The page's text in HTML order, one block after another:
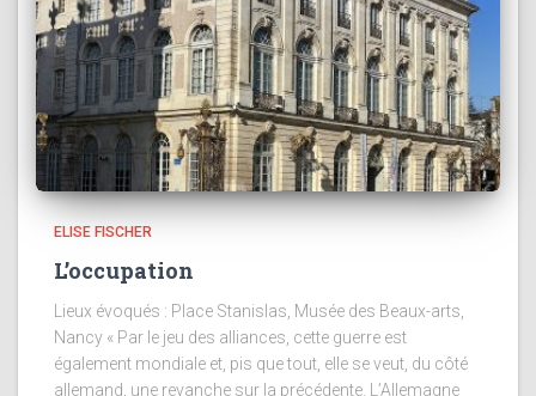
ELISE FISCHER
L’occupation
Lieux évoqués : Place Stanislas, Musée des Beaux-arts,
Nancy « Par le jeu des alliances, cette guerre est
également mondiale et, pis que tout, elle se veut, du côté
allemand, une revanche sur la précédente. L’Allemagne